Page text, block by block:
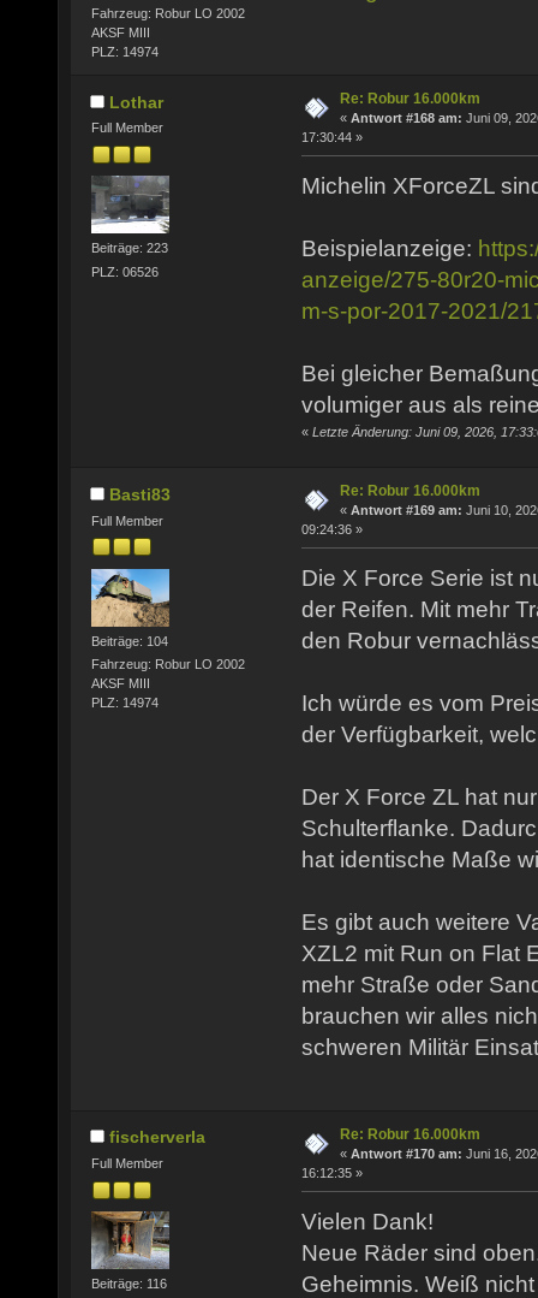
Fahrzeug: Robur LO 2002
AKSF MIII
PLZ: 14974
Lothar
Full Member
Beiträge: 223
PLZ: 06526
Re: Robur 16.000km
« Antwort #168 am: Juni 09,
17:30:44 »
Michelin XForceZL
Beispielanzeige:
anzeige/275-80r20-
m-s-por-2017-2021/
Bei gleicher
volumiger aus als
« Letzte Änderung: Juni 09, 2026,
Basti83
Full Member
Beiträge: 104
Fahrzeug: Robur LO 2002
AKSF MIII
PLZ: 14974
Re: Robur 16.000km
« Antwort #169 am: Juni 10,
09:24:36 »
Die X Force Serie ist
der Reifen. Mit mehr
den Robur
Ich würde es vom
der Verfügbarkeit,
Der X Force ZL hat
Schulterflanke.
hat identische Maße
Es gibt auch weitere
XZL2 mit Run on Flat
mehr Straße oder
brauchen wir alles
schweren Militär
fischerverla
Full Member
Beiträge: 116
Re: Robur 16.000km
« Antwort #170 am: Juni 16,
16:12:35 »
Vielen Dank!
Neue Räder sind
Geheimnis. Weiß